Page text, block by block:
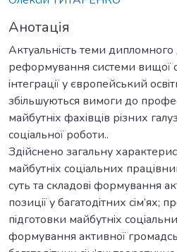
Анотація
Актуальнicть теми
реформування системи вищої
iнтеграцiї у європейський
збiльшуються вимоги до
майбутнiх фахiвцiв рiзних
соцiальної роботи..
Здiйснено загальну
майбутнiх соцiальних
суть та cкладовi формування
позицiї у багатодiтних сiм’ях;
пiдготовки майбутнiх
формування активної